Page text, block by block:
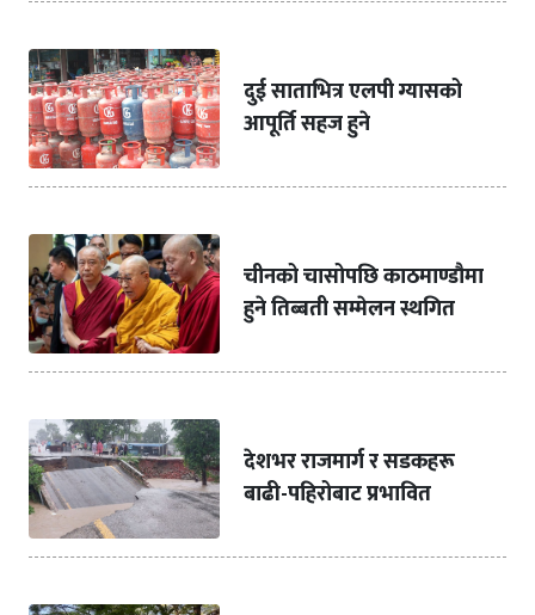
दुई साताभित्र एलपी ग्यासको
आपूर्ति सहज हुने
चीनको चासोपछि काठमाण्डौमा
हुने तिब्बती सम्मेलन स्थगित
देशभर राजमार्ग र सडकहरू
बाढी-पहिरोबाट प्रभावित